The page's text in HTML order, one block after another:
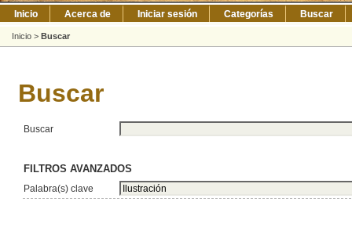
Inicio Acerca de Iniciar sesión Categorías Buscar
Inicio > Buscar
Buscar
Buscar
FILTROS AVANZADOS
Palabra(s) clave